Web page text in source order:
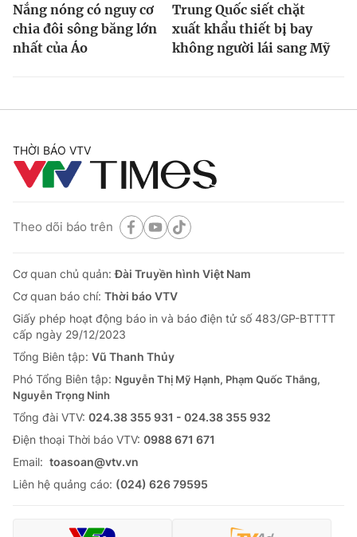
Nắng nóng có nguy cơ
chia đôi sông băng lớn
nhất của Áo
Trung Quốc siết chặt
xuất khẩu thiết bị bay
không người lái sang Mỹ
THỜI BÁO VTV
Theo dõi báo trên
Cơ quan chủ quản:Đài Truyền hình Việt Nam
Cơ quan báo chí: Thời báo VTV
Giấy phép hoạt động báo in và báo điện tử số 483/GP-BTTTT
cấp ngày 29/12/2023
Tổng Biên tập: Vũ Thanh Thủy
Phó Tổng Biên tập: Nguyễn Thị Mỹ Hạnh, Phạm Quốc Thắng,
Nguyễn Trọng Ninh
Tổng đài VTV: 024.38 355 931 - 024.38 355 932
Ðiện thoại Thời báo VTV: 0988 671 671
Email: toasoan@vtv.vn
Liên hệ quảng cáo: (024) 626 79595